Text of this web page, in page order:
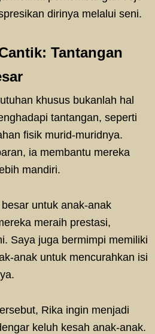
dirinya melalui seni.
Tantangan
khusus bukanlah hal
tantangan, seperti
fisik murid-muridnya.
ia membantu mereka
mandiri.
untuk anak-anak
meraih prestasi,
Saya juga bermimpi memiliki
anak untuk mencurahkan isi
Rika ingin menjadi
keluh kesah anak-anak.